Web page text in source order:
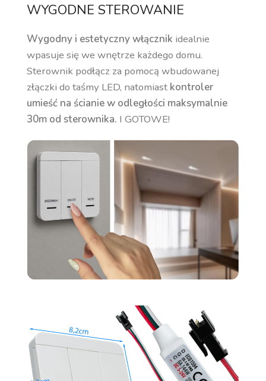
WYGODNE STEROWANIE
Wygodny i estetyczny włącznik idealnie
wpasuje się we wnętrze każdego domu.
Sterownik podłącz za pomocą wbudowanej
złączki do taśmy LED, natomiast kontroler
umieść na ścianie w odległości maksymalnie
30m od sterownika. I GOTOWE!